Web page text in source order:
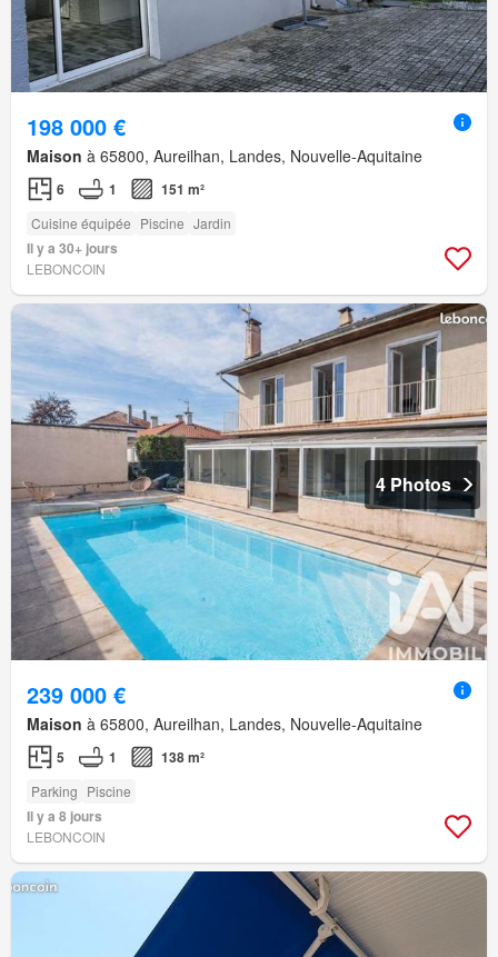
198 000 €
Maison à 65800, Aureilhan, Landes, Nouvelle-Aquitaine
6 1 151 m²
Cuisine équipée Piscine Jardin
Il y a 30+ jours
LEBONCOIN
4 Photos
239 000 €
Maison à 65800, Aureilhan, Landes, Nouvelle-Aquitaine
5 1 138 m²
Parking Piscine
Il y a 8 jours
LEBONCOIN